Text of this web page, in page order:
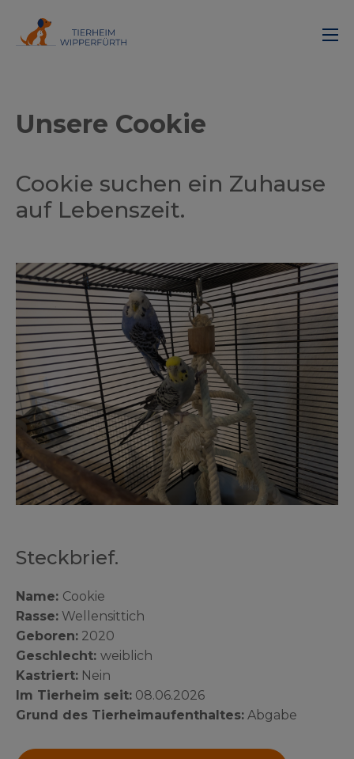
Unsere Cookie
Cookie suchen ein Zuhause
auf Lebenszeit.
Steckbrief.
Name: Cookie
Rasse: Wellensittich
Geboren: 2020
Geschlecht: weiblich
Kastriert: Nein
Im Tierheim seit: 08.06.2026
Grund des Tierheimaufenthaltes: Abgabe